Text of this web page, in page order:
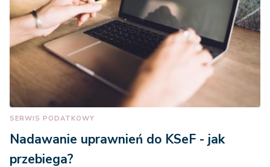
SERWIS PODATKOWY
Nadawanie uprawnień do KSeF - jak
przebiega?